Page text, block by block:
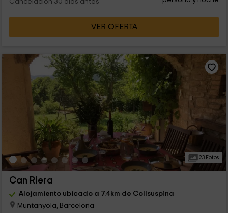
Cancelación 30 días antes
VER OFERTA
23 Fotos
Can Riera
Alojamiento ubicado a 7.4km de Collsuspina
Muntanyola, Barcelona